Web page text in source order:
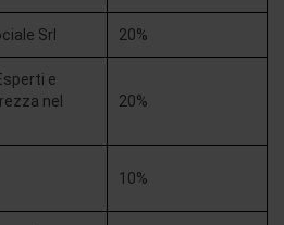
Srl 20%
e
nel
20%
10%